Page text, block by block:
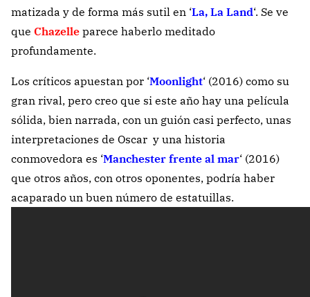
matizada y de forma más sutil en ‘La, La Land‘. Se ve
que Chazelle parece haberlo meditado
profundamente.
Los críticos apuestan por ‘Moonlight‘ (2016) como su
gran rival, pero creo que si este año hay una película
sólida, bien narrada, con un guión casi perfecto, unas
interpretaciones de Oscar y una historia
conmovedora es ‘Manchester frente al mar‘ (2016)
que otros años, con otros oponentes, podría haber
acaparado un buen número de estatuillas.